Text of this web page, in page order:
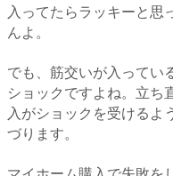
入ってたらラッキーと思
んよ。
でも、筋交いが入ってい
ショックですよね。立ち
入がショックを受けるよ
づります。